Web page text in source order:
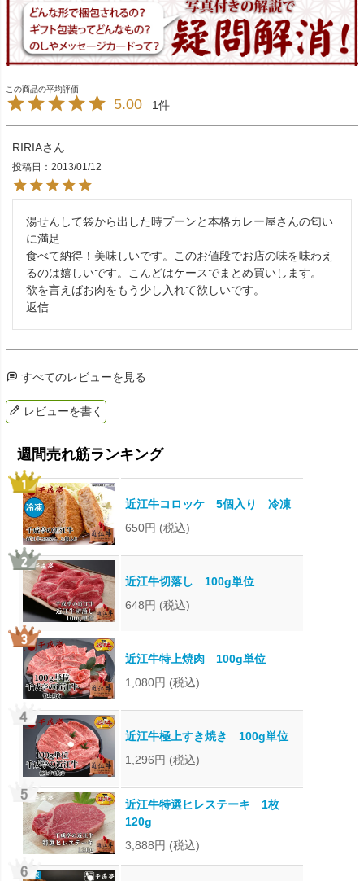
5.00 1
RIRIA
投稿日 2013/01/12
湯せんして袋から出した時プーンと本格カレー屋さんの匂い
に満足
食べて納得！美味しいです。このお値段でお店の味を味わえ
るのは嬉しいです。こんどはケースでまとめ買いします。
欲を言えばお肉をもう少し入れて欲しいです。
返信
すべてのレビューを見る
レビューを書く
近江牛コロッケ 5個入り 冷凍
650円 (税込)
近江牛切落し 100g単位
648円 (税込)
近江牛特上焼肉 100g単位
1,080円 (税込)
近江牛極上すき焼き 100g単位
1,296円 (税込)
近江牛特選ヒレステーキ 1枚
120g
3,888円 (税込)